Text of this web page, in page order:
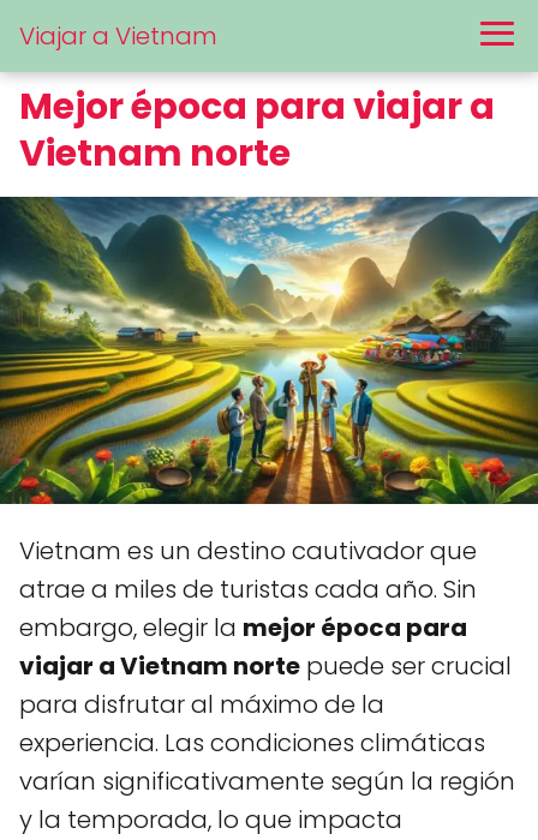
Viajar a Vietnam
Mejor época para viajar a
Vietnam norte
Vietnam es un destino cautivador que
atrae a miles de turistas cada año. Sin
embargo, elegir la mejor época para
viajar a Vietnam norte puede ser crucial
para disfrutar al máximo de la
experiencia. Las condiciones climáticas
varían significativamente según la región
y la temporada, lo que impacta